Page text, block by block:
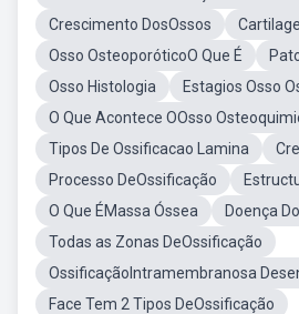
Crescimento DosOssos
Osso OsteoporóticoO Que É
Osso Histologia
Estagios Osso
O Que Acontece OOsso
Tipos De Ossificacao Lamina
Processo DeOssificação
O Que ÉMassa Óssea
Doença
Todas as Zonas DeOssificação
OssificaçãoIntramembranosa
Face Tem 2 Tipos DeOssificação